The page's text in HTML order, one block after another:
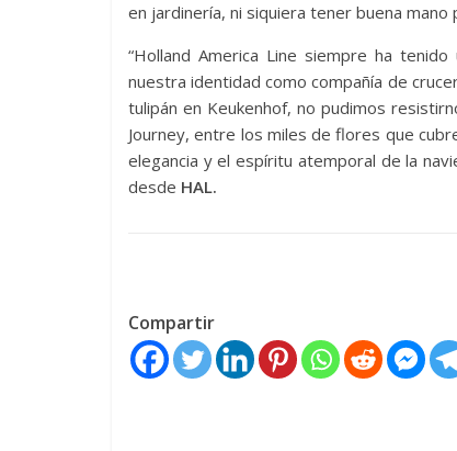
en jardinería, ni siquiera tener buena
“Holland America Line siempre ha
nuestra identidad como compañía de
tulipán en Keukenhof, no pudimos
Journey, entre los miles de flores que
elegancia y el espíritu atemporal de la
desde HAL.
Compartir